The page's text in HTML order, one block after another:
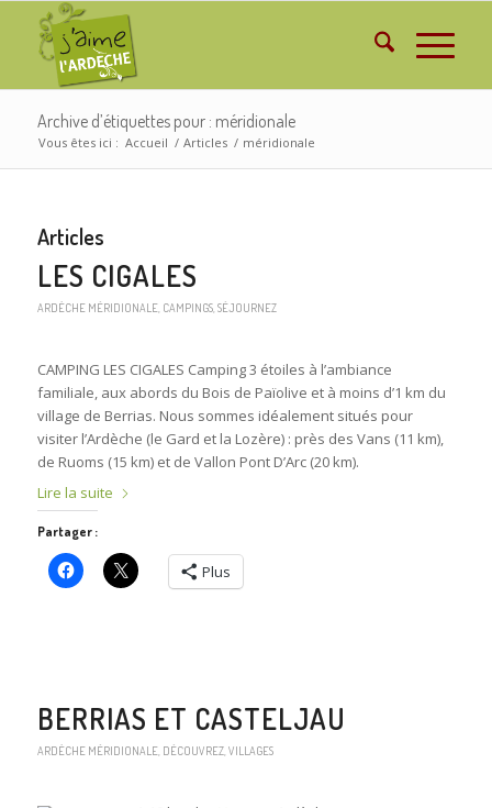
Archive d’étiquettes pour : méridionale
Vous êtes ici : Accueil / Articles / méridionale
Articles
LES CIGALES
ARDÈCHE MÉRIDIONALE, CAMPINGS, SÉJOURNEZ
CAMPING LES CIGALES Camping 3 étoiles à l’ambiance
familiale, aux abords du Bois de Païolive et à moins d’1 km du
village de Berrias. Nous sommes idéalement situés pour
visiter l’Ardèche (le Gard et la Lozère) : près des Vans (11 km),
de Ruoms (15 km) et de Vallon Pont D’Arc (20 km).
Lire la suite
Partager :
Plus
BERRIAS ET CASTELJAU
ARDÈCHE MÉRIDIONALE, DÉCOUVREZ, VILLAGES